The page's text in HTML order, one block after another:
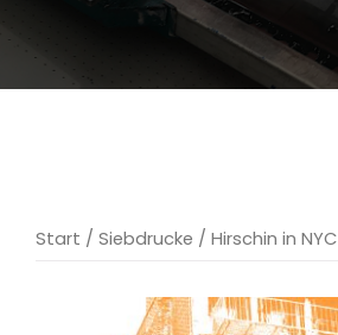
Start / Siebdrucke / Hirschin in NYC